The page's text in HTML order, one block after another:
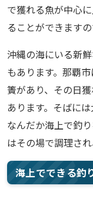
で獲れる魚が中心
ることができます
沖縄の海にいる新
もあります。那覇
簀があり、その日
あります。そばに
なんだか海上で釣
はその場で調理さ
海上でできる釣